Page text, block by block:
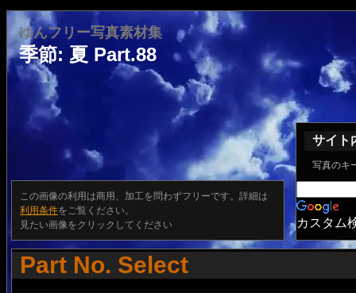
ゆんフリー写真素材集
季節: 夏 Part.88
この画像の利用は商用、加工を問わずフリーです。詳細は
利用条件をご覧ください。
見たい画像をクリックしてください
サイト
写真のキ
カスタム
Part No. Select